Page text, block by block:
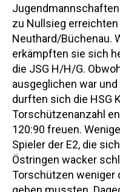
zu Nullsieg
Neuthard/Büchenau.
erkämpften sie sich
die JSG H/H/G.
ausgeglichen war
durften sich die HSG
Torschützenanzahl
120:90 freuen.
Spieler der E2, die
Östringen wacker
Torschützen weniger